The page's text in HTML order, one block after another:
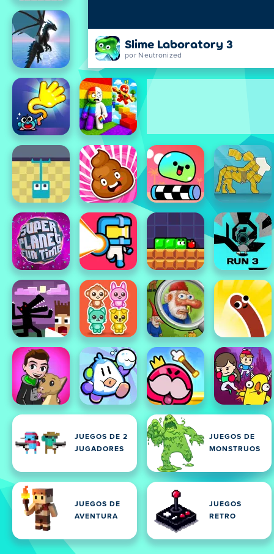
Slime Laboratory 3
por Neutronized
JUEGOS DE 2
JUGADORES
JUEGOS DE
MONSTRUOS
JUEGOS DE
AVENTURA
JUEGOS
RETRO